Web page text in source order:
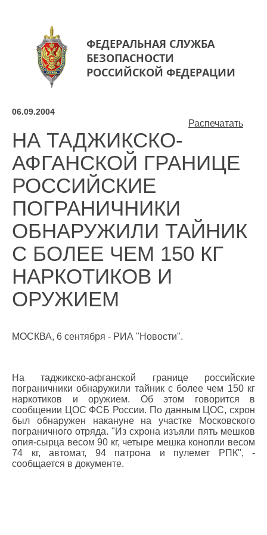
ФЕДЕРАЛЬНАЯ СЛУЖБА
БЕЗОПАСНОСТИ
РОССИЙСКОЙ ФЕДЕРАЦИИ
Распечатать
06.09.2004
НА ТАДЖИКСКО-
АФГАНСКОЙ ГРАНИЦЕ
РОССИЙСКИЕ
ПОГРАНИЧНИКИ
ОБНАРУЖИЛИ ТАЙНИК
С БОЛЕЕ ЧЕМ 150 КГ
НАРКОТИКОВ И
ОРУЖИЕМ
МОСКВА, 6 сентября - РИА "Новости".
На таджикско-афганской границе российские
пограничники обнаружили тайник с более чем 150 кг
наркотиков и оружием. Об этом говорится в
сообщении ЦОС ФСБ России. По данным ЦОС, схрон
был обнаружен накануне на участке Московского
пограничного отряда. "Из схрона изъяли пять мешков
опия-сырца весом 90 кг, четыре мешка конопли весом
74 кг, автомат, 94 патрона и пулемет РПК", -
сообщается в документе.